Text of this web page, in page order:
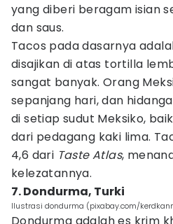
yang diberi beragam isian
dan saus.
Tacos pada dasarnya
disajikan di atas tortilla
sangat banyak. Orang
sepanjang hari, dan
di setiap sudut Meksiko,
dari pedagang kaki lima.
4,6 dari Taste Atlas,
kelezatannya.
7. Dondurma, Turki
Ilustrasi dondurma (pixabay.com/